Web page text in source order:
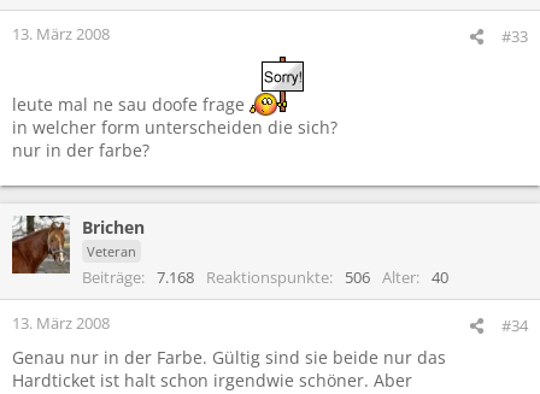
13. März 2008 #33
leute mal ne sau doofe frage
in welcher form unterscheiden die sich?
nur in der farbe?
Brichen
Veteran
Beiträge 7.168 Reaktionspunkte 506 Alter 40
13. März 2008 #34
Genau nur in der Farbe. Gültig sind sie beide nur das
Hardticket ist halt schon irgendwie schöner. Aber